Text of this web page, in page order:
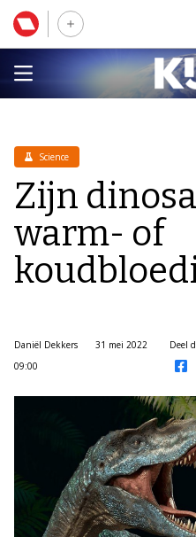
Science
Zijn
warm- of
Daniël Dekkers
31 mei 2022
09:00
Deel